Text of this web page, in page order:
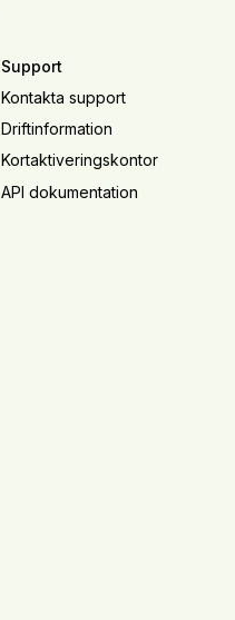
Support
Kontakta support
Driftinformation
Kortaktiveringskontor
API dokumentation